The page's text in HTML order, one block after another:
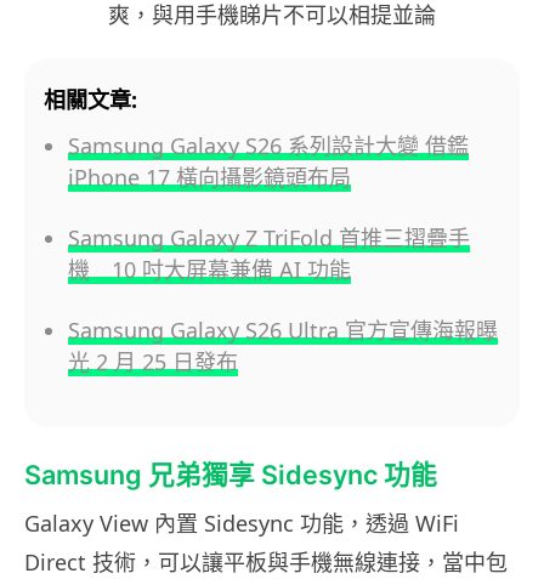
爽，與用手機睇片不可以相提並論
相關文章:
Samsung Galaxy S26 系列設計大變 借鑑
iPhone 17 橫向攝影鏡頭布局
Samsung Galaxy Z TriFold 首推三摺疊手
機 10 吋大屏幕兼備 AI 功能
Samsung Galaxy S26 Ultra 官方宣傳海報曝
光 2 月 25 日發布
Samsung 兄弟獨享 Sidesync 功能
Galaxy View 內置 Sidesync 功能，透過 WiFi
Direct 技術，可以讓平板與手機無線連接，當中包